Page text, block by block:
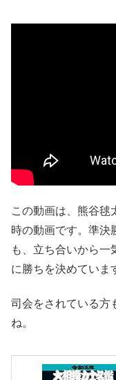
この動画は、熊谷毬
時の動画です。準決
も、立ち合いから一
に勝ちを決めていま
司会をされている方
ね。